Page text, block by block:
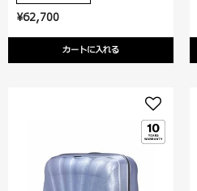
¥62,700
カートに入れる